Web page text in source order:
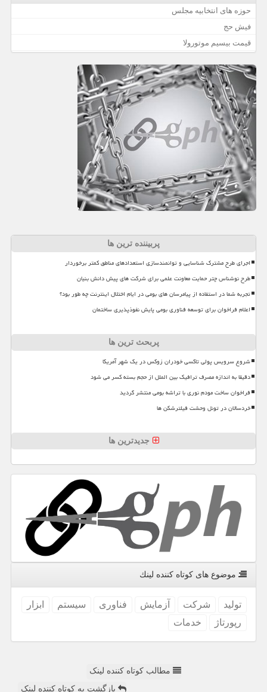
حوزه های انتخابیه مجلس
فیش حج
قیمت بیسیم موتورولا
پربیننده ترین ها
اجرای طرح مشترک شناسایی و توانمندسازی استعدادهای مناطق کمتر برخوردار
طرح نوشناس چتر حمایت معاونت علمی برای شرکت های پیش دانش بنیان
تجربه شما در استفاده از پیامرسان های بومی در ایام اختلال اینترنت چه طور بود؟
اعلام فراخوان برای توسعه فناوری بومی پایش نفوذپذیری ساختمان
پربحث ترین ها
شروع سرویس پولی تاکسی خودران زوکس در یک شهر آمریکا
دقیقا به اندازه مصرف ترافیک بین الملل از حجم بسته کسر می شود
فراخوان ساخت مودم نوری با تراشه بومی منتشر گردید
خردسالان در تونل وحشت فیلترشکن ها
جدیدترین ها
موضوع های كوتاه كننده لینك
تولید شركت آزمایش فناوری سیستم
ابزار
رپورتاژ
خدمات
مطالب کوتاه کننده لینک
بازگشت به کوتاه کننده لینک